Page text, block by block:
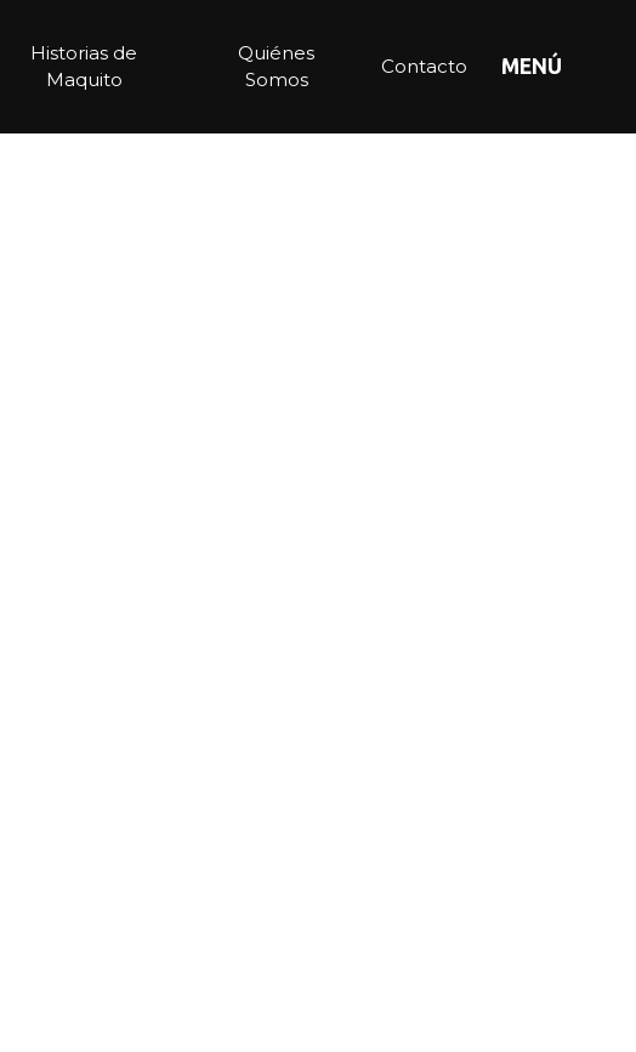
Historias de
Maquito
Quiénes
Somos
Contacto MENÚ